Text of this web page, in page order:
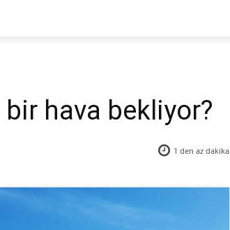
hava bekliyor?
1 den az dakika